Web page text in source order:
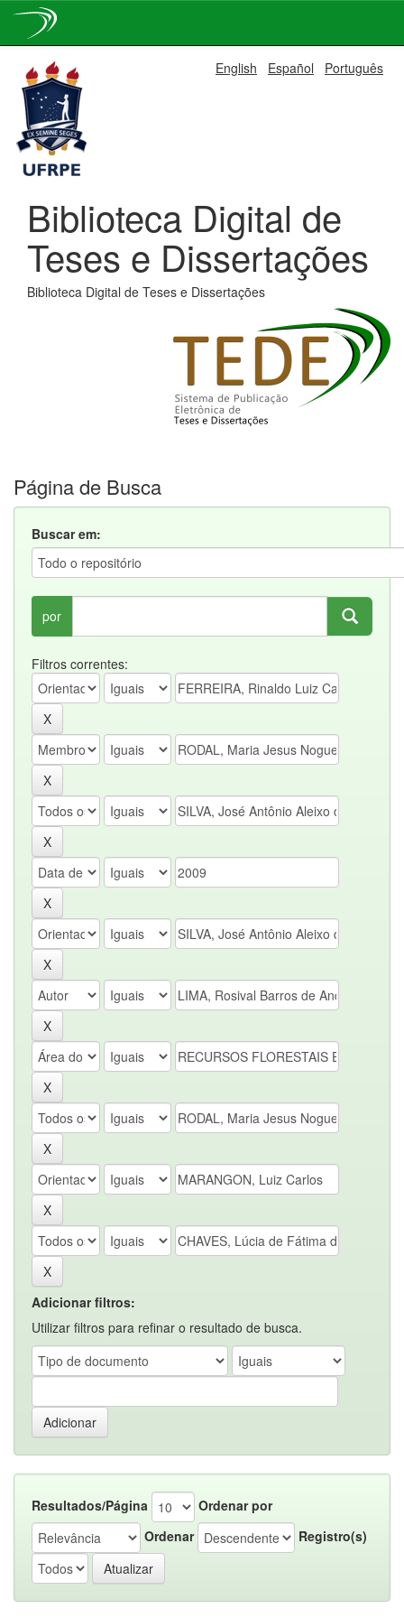
navigation
English Español Português
Biblioteca Digital de
Teses e Dissertações
Biblioteca Digital de Teses e Dissertações
Página de Busca
Buscar em:
por
Filtros correntes:
Adicionar filtros:
Utilizar filtros para refinar o resultado de busca.
Resultados/Página
Ordenar por
Ordenar
Registro(s)